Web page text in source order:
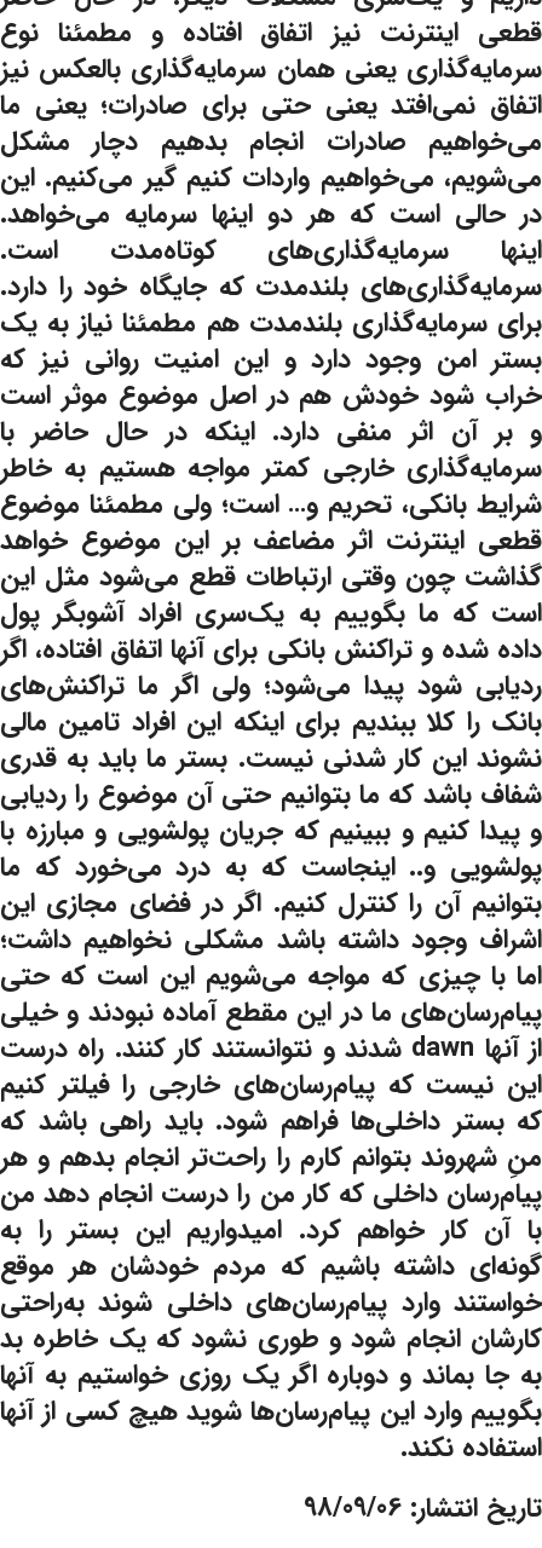
قطعی اینترنت نیز اتفاق افتاده و مطمئنا نوع
سرمایه‌گذاری یعنی همان سرمایه‌گذاری بالعکس نیز
اتفاق نمی‌افتد یعنی حتی برای صادرات؛ یعنی ما
می‌خواهیم صادرات انجام بدهیم دچار مشکل
می‌شویم، می‌خواهیم واردات کنیم گیر می‌کنیم. این
در حالی است که هر دو اینها سرمایه می‌خواهد.
اینها سرمایه‌گذاری‌های کوتاه‌مدت است.
سرمایه‌گذاری‌های بلندمدت که جایگاه خود را دارد.
برای سرمایه‌گذاری بلندمدت هم مطمئنا نیاز به یک
بستر امن وجود دارد و این امنیت روانی نیز که
خراب شود خودش هم در اصل موضوع موثر است
و بر آن اثر منفی دارد. اینکه در حال حاضر با
سرمایه‌گذاری خارجی کمتر مواجه هستیم به خاطر
شرایط بانکی، تحریم و… است؛ ولی مطمئنا موضوع
قطعی اینترنت اثر مضاعف بر این موضوع خواهد
گذاشت چون وقتی ارتباطات قطع می‌شود مثل این
است که ما بگوییم به یک‌سری افراد آشوبگر پول
داده شده و تراکنش بانکی برای آنها اتفاق افتاده، اگر
ردیابی شود پیدا می‌شود؛ ولی اگر ما تراکنش‌های
بانک را کلا ببندیم برای اینکه این افراد تامین مالی
نشوند این کار شدنی نیست. بستر ما باید به قدری
شفاف باشد که ما بتوانیم حتی آن موضوع را ردیابی
و پیدا کنیم و ببینیم که جریان پولشویی و مبارزه با
پولشویی و.. اینجاست که به درد می‌خورد که ما
بتوانیم آن را کنترل کنیم. اگر در فضای مجازی این
اشراف وجود داشته باشد مشکلی نخواهیم داشت؛
اما با چیزی که مواجه می‌شویم این است که حتی
پیام‌رسان‌های ما در این مقطع آماده نبودند و خیلی
از آنها dawn شدند و نتوانستند کار کنند. راه درست
این نیست که پیام‌رسان‌های خارجی را فیلتر کنیم
که بستر داخلی‌ها فراهم شود. باید راهی باشد که
منِ شهروند بتوانم کارم را راحت‌تر انجام بدهم و هر
پیام‌رسان داخلی که کار من را درست انجام دهد من
با آن کار خواهم کرد. امیدواریم این بستر را به
گونه‌ای داشته باشیم که مردم خودشان هر موقع
خواستند وارد پیام‌رسان‌های داخلی شوند به‌راحتی
کارشان انجام شود و طوری نشود که یک خاطره بد
به‌ جا بماند و دوباره اگر یک روزی خواستیم به آنها
بگوییم وارد این پیام‌رسان‌ها شوید هیچ کسی از آنها
استفاده نکند.
تاریخ انتشار: 98/09/06